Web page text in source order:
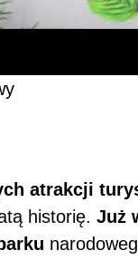
atrakcji
historię. Już